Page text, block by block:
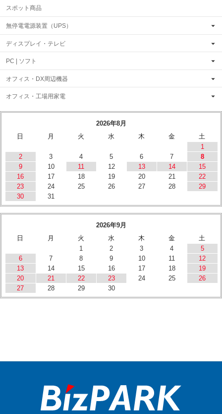
スポット商品
無停電電源装置（UPS）
ディスプレイ・テレビ
PC | ソフト
オフィス・DX周辺機器
オフィス・工場用家電
2026年8月
日
月 火 水 木 金
土
1
2
3 4 5 6 7
8
9
10 11 12 13 14
15
16
17 18 19 20 21
22
23
24 25 26 27 28
29
30
31
2026年9月
日
月 火 水 木 金
土
1
2 3 4
5
6
7 8 9 10 11
12
13
14 15 16 17 18
19
20
21 22 23 24 25
26
27
28 29 30